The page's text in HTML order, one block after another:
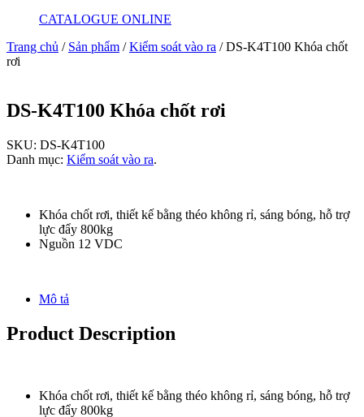
CATALOGUE ONLINE
Trang chủ / Sản phẩm /Kiểm soát vào ra / DS-K4T100 Khóa chốt
rơi
DS-K4T100 Khóa chốt rơi
SKU: DS-K4T100
Danh mục: Kiểm soát vào ra.
Khóa chốt rơi, thiết kế bằng théo không rỉ, sáng bóng, hỗ trợ
lực đẩy 800kg
Nguồn 12 VDC
Mô tả
Product Description
Khóa chốt rơi, thiết kế bằng théo không rỉ, sáng bóng, hỗ trợ
lực đẩy 800kg